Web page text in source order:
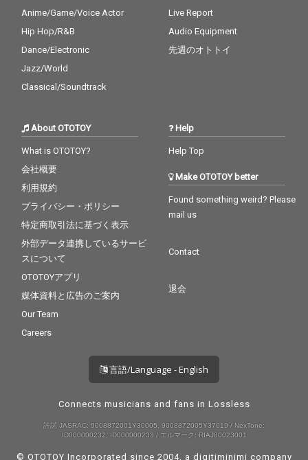
Anime/Game/Voice Actor
Hip Hop/R&B
Dance/Electronic
Jazz/World
Classical/Soundtrack
Live Report
Audio Equipment
先週のオトトイ
About OTOTOY
What is OTOTOY?
会社概要
利用規約
プライバシー・ポリシー
特定商取引法に基づく表示
外部データ連携しているサービ
スについて
OTOTOYアプリ
媒体資料と広告のご案内
Our Team
Careers
Help
Help Top
Make OTOTOY better
Found something weird? Please
mail us
Contact
退会
言語/Language - English
Connects musicians and fans in Lossless
許諾 JASRAC: 9008872001Y30005, 9008872005Y37019 / NexTone:
ID000000232, ID000000233 / エルマーク: RIAJ80023001
© OTOTOY Incorporated since 2004, a digitiminimi company